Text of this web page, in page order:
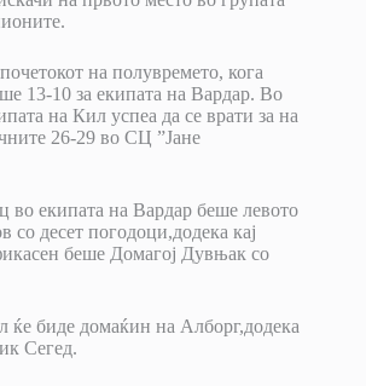
на полувремето, кога
13-10 за екипата на Вардар. Во
на Кил успеа да се врати за на
26-29 во СЦ ”Јане
во екипата на Вардар беше левото
десет погодоци,додека кај
беше Домагој Дувњак со
ќе биде домаќин на Алборг,додека
Сегед.